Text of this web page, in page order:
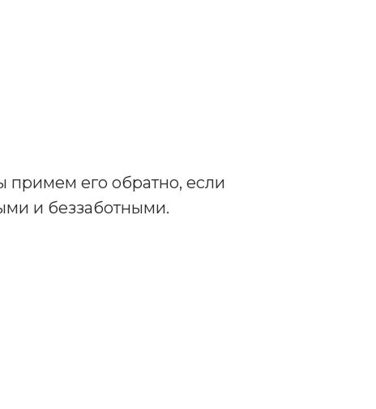
примем его обратно, если
и беззаботными.